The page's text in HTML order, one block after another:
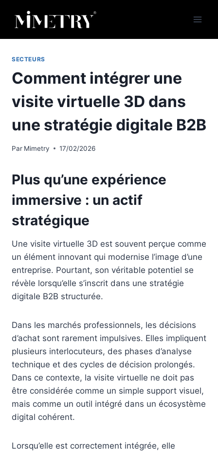
SECTEURS
Comment intégrer une
visite virtuelle 3D dans
une stratégie digitale B2B
Par Mimetry 17/02/2026
Plus qu’une expérience
immersive : un actif
stratégique
Une visite virtuelle 3D est souvent perçue comme
un élément innovant qui modernise l’image d’une
entreprise. Pourtant, son véritable potentiel se
révèle lorsqu’elle s’inscrit dans une stratégie
digitale B2B structurée.
Dans les marchés professionnels, les décisions
d’achat sont rarement impulsives. Elles impliquent
plusieurs interlocuteurs, des phases d’analyse
technique et des cycles de décision prolongés.
Dans ce contexte, la visite virtuelle ne doit pas
être considérée comme un simple support visuel,
mais comme un outil intégré dans un écosystème
digital cohérent.
Lorsqu’elle est correctement intégrée, elle